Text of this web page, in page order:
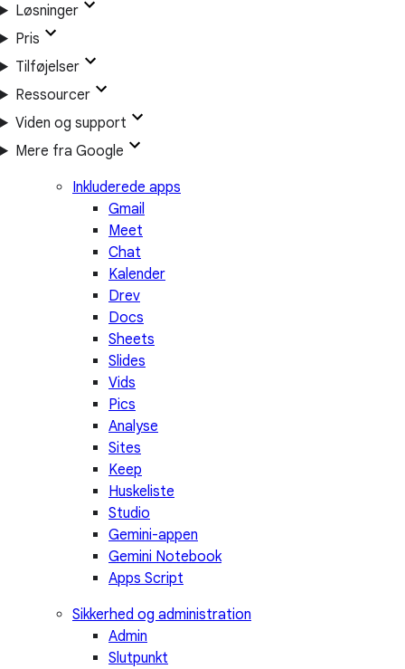
Løsninger
Pris
Tilføjelser
Ressourcer
Viden og support
Mere fra Google
Inkluderede apps
Gmail
Meet
Chat
Kalender
Drev
Docs
Sheets
Slides
Vids
Pics
Analyse
Sites
Keep
Huskeliste
Studio
Gemini-appen
Gemini Notebook
Apps Script
Sikkerhed og administration
Admin
Slutpunkt